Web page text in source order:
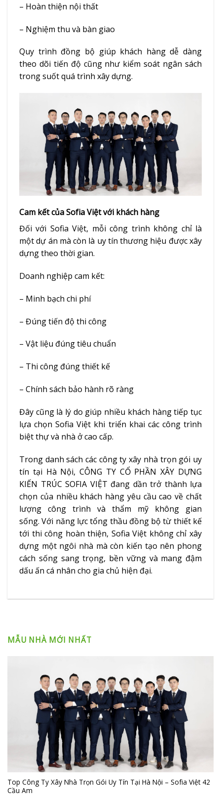
– Hoàn thiện nội thất
– Nghiệm thu và bàn giao
Quy trình đồng bộ giúp khách hàng dễ dàng
theo dõi tiến độ cũng như kiểm soát ngân sách
trong suốt quá trình xây dựng.
Cam kết của Sofia Việt với khách hàng
Đối với Sofia Việt, mỗi công trình không chỉ là
một dự án mà còn là uy tín thương hiệu được xây
dựng theo thời gian.
Doanh nghiệp cam kết:
– Minh bạch chi phí
– Đúng tiến độ thi công
– Vật liệu đúng tiêu chuẩn
– Thi công đúng thiết kế
– Chính sách bảo hành rõ ràng
Đây cũng là lý do giúp nhiều khách hàng tiếp tục
lựa chọn Sofia Việt khi triển khai các công trình
biệt thự và nhà ở cao cấp.
Trong danh sách các công ty xây nhà trọn gói uy
tín tại Hà Nội, CÔNG TY CỔ PHẦN XÂY DỰNG
KIẾN TRÚC SOFIA VIỆT đang dần trở thành lựa
chọn của nhiều khách hàng yêu cầu cao về chất
lượng công trình và thẩm mỹ không gian
sống. Với năng lực tổng thầu đồng bộ từ thiết kế
tới thi công hoàn thiện, Sofia Việt không chỉ xây
dựng một ngôi nhà mà còn kiến tạo nên phong
cách sống sang trọng, bền vững và mang đậm
dấu ấn cá nhân cho gia chủ hiện đại.
MẪU NHÀ MỚI NHẤT
Top Công Ty Xây Nhà Trọn Gói Uy Tín Tại Hà Nội – Sofia Việt 42
Cầu Am